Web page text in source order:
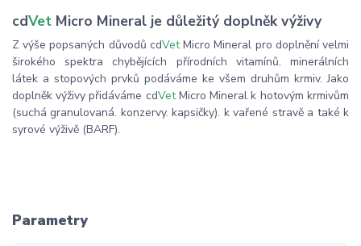
cdVet Micro Mineral je důležitý doplněk výživy
Z výše popsaných důvodů cdVetMicro Mineral pro doplnění velmi
širokého spektra chybějících přírodních vitamínů. minerálních
látek a stopových prvků podáváme ke všem druhům krmiv. Jako
doplněk výživy přidáváme cdVetMicro Mineral k hotovým krmivům
(suchá granulovaná. konzervy. kapsičky). k vařené stravě a také k
syrové výživě (BARF).
Parametry